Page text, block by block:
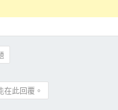
在此回覆。